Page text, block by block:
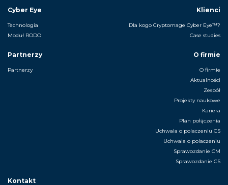
Cyber Eye
Technologia
Moduł RODO
Klienci
Dla kogo Cryptomage Cyber Eye™?
Case studies
Partnerzy
Partnerzy
O firmie
O firmie
Aktualności
Zespół
Projekty naukowe
Kariera
Plan połączenia
Uchwala o polaczeniu CS
Uchwala o polaczeniu
Sprawozdanie CM
Sprawozdanie CS
Kontakt